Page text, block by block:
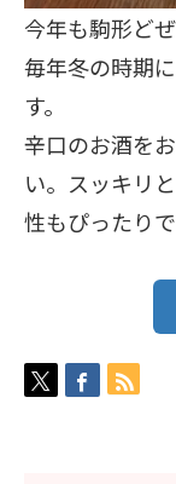
今年も駒形ど
毎年冬の時期
す。
辛口のお酒を
い。スッキリ
性もぴったりで